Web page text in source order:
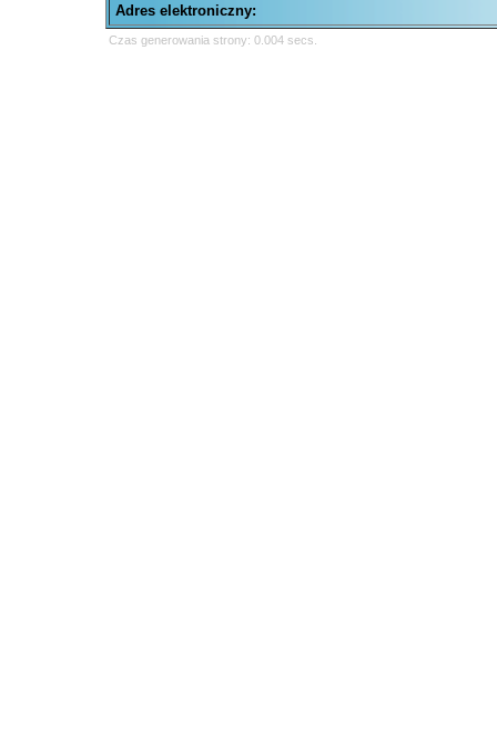
Adres elektroniczny:
Czas generowania strony: 0.004 secs.